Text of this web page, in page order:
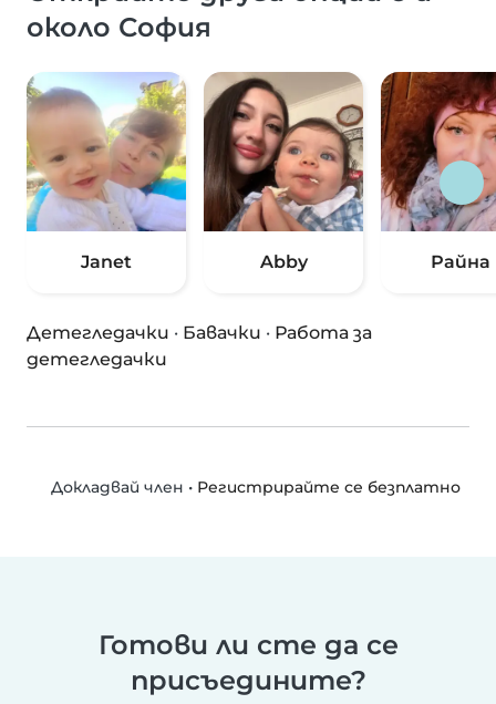
около София
Janet Abby Райна
Детегледачки · Бавачки · Работа за
детегледачки
Докладвай член • Регистрирайте се безплатно
Готови ли сте да се
присъедините?